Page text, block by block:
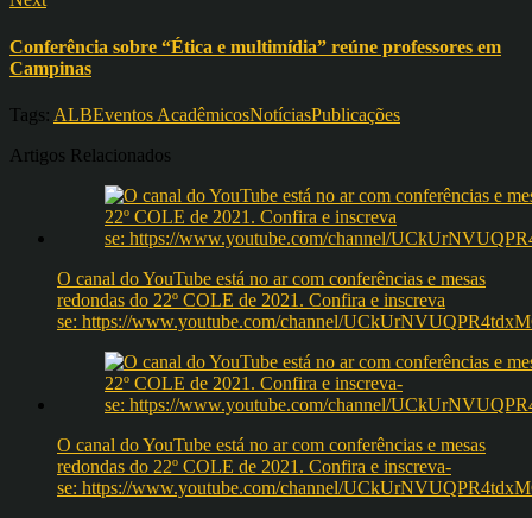
Conferência sobre “Ética e multimídia” reúne professores em
Campinas
Tags: ALBEventos AcadêmicosNotíciasPublicações
Artigos Relacionados
O canal do YouTube está no ar com conferências e mesas
redondas do 22º COLE de 2021. Confira e inscreva
se: https://www.youtube.com/channel/
O canal do YouTube está no ar com conferências e mesas
redondas do 22º COLE de 2021. Confira e inscreva-
se: https://www.youtube.com/channel/